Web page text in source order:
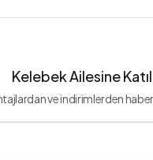
Kelebek Ailesine
ve indirimlerden